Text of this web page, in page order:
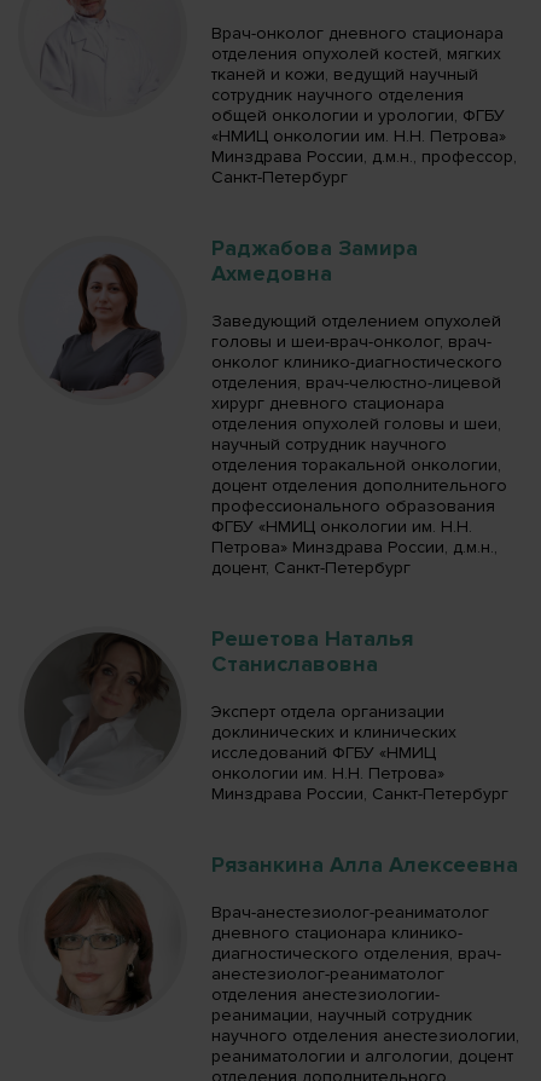
Врач-онколог дневного стационара
отделения опухолей костей, мягких
тканей и кожи, ведущий научный
сотрудник научного отделения
общей онкологии и урологии, ФГБУ
«НМИЦ онкологии им. Н.Н. Петрова»
Минздрава России, д.м.н., профессор,
Санкт-Петербург
Раджабова Замира
Ахмедовна
Заведующий отделением опухолей
головы и шеи-врач-онколог, врач-
онколог клинико-диагностического
отделения, врач-челюстно-лицевой
хирург дневного стационара
отделения опухолей головы и шеи,
научный сотрудник научного
отделения торакальной онкологии,
доцент отделения дополнительного
профессионального образования
ФГБУ «НМИЦ онкологии им. Н.Н.
Петрова» Минздрава России, д.м.н.,
доцент, Санкт-Петербург
Решетова Наталья
Станиславовна
Эксперт отдела организации
доклинических и клинических
исследований ФГБУ «НМИЦ
онкологии им. Н.Н. Петрова»
Минздрава России, Санкт-Петербург
Рязанкина Алла Алексеевна
Врач-анестезиолог-реаниматолог
дневного стационара клинико-
диагностического отделения, врач-
анестезиолог-реаниматолог
отделения анестезиологии-
реанимации, научный сотрудник
научного отделения анестезиологии,
реаниматологии и алгологии, доцент
отделения дополнительного